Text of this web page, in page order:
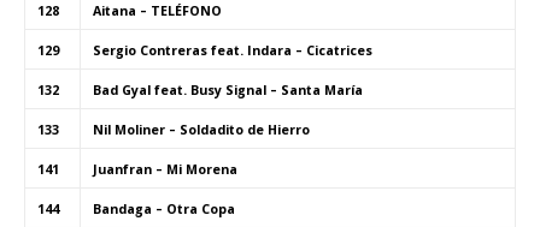
128 Aitana – TELÉFONO
129 Sergio Contreras feat. Indara – Cicatrices
132 Bad Gyal feat. Busy Signal – Santa María
133 Nil Moliner – Soldadito de Hierro
141 Juanfran – Mi Morena
144 Bandaga – Otra Copa